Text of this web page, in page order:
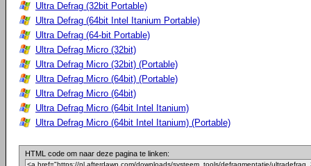
Ultra Defrag (32bit Portable)
Ultra Defrag (64bit Intel Itanium Portable)
Ultra Defrag (64-bit Portable)
Ultra Defrag Micro (32bit)
Ultra Defrag Micro (32bit) (Portable)
Ultra Defrag Micro (64bit) (Portable)
Ultra Defrag Micro (64bit)
Ultra Defrag Micro (64bit Intel Itanium)
Ultra Defrag Micro (64bit Intel Itanium) (Portable)
HTML code om naar deze pagina te linken: